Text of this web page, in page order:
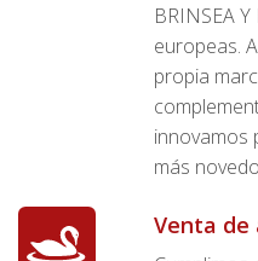
BRINSEA
europeas.
propia
innovamos
más
Venta de